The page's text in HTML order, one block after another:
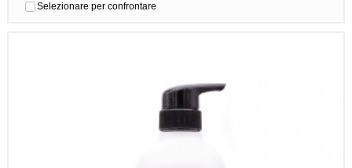
Selezionare per confrontare